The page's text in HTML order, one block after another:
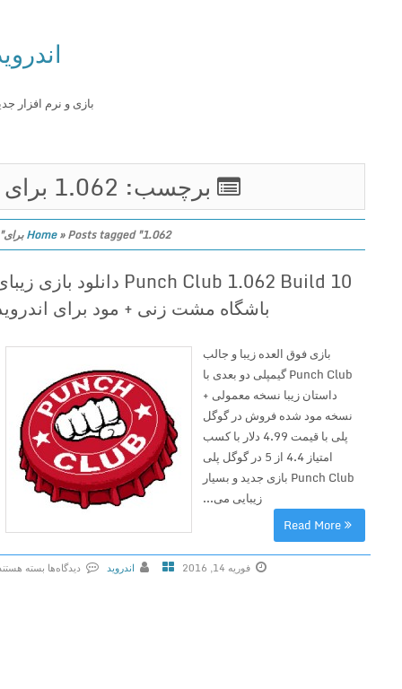
اندروید
بازی و نرم افزار جدید
برچسب: 1.062 برای
Home»Posts tagged "1.062 برای"
Punch Club 1.062 Build 10 دانلود بازی زیبای
باشگاه مشت زنی + مود برای اندروید
بازی فوق العده زیبا و جالب
Punch Club گیمپلی دو بعدی با
داستان زیبا نسخه معمولی +
نسخه مود شده فروش در گوگل
پلی با قیمت 4.99 دلار با کسب
امتیاز 4.4 از 5 در گوگل پلی
Punch Club بازی جدید و بسیار
زیبایی می...
Read More
فوریه 14, 2016 اندروید
دیدگاه‌هابسته هستند